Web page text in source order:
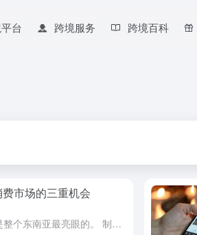
台 跨境服务 跨境百科
市场的三重机会
过去十年，越南经济的增长速度几乎是整个东南亚最亮眼的。 制造业投资带动就业、出口拉动收入，让越南从一个典型的“低成本生产国”，逐渐迈向拥有强劲内需的新兴消费市场。 如今，这个近一亿人口的国家正在经历一...